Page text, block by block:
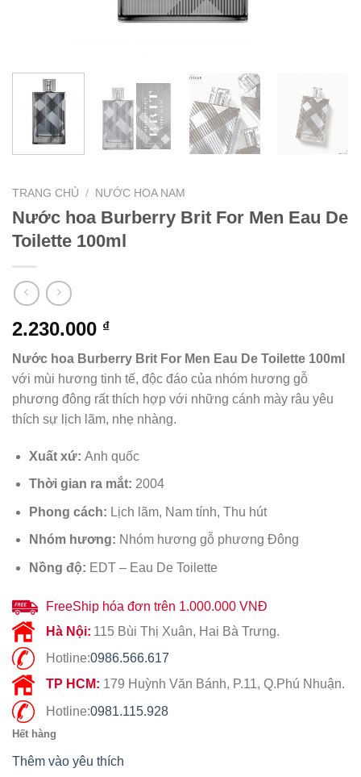
TRANG CHỦ / NƯỚC HOA NAM
Nước hoa Burberry Brit For Men Eau De
Toilette 100ml
2.230.000 ₫
Nước hoa Burberry Brit For Men Eau De Toilette 100ml
với mùi hương tinh tế, độc đáo của nhóm hương gỗ
phương đông rất thích hợp với những cánh mày râu yêu
thích sự lịch lãm, nhẹ nhàng.
Xuất xứ: Anh quốc
Thời gian ra mắt: 2004
Phong cách: Lịch lãm, Nam tính, Thu hút
Nhóm hương: Nhóm hương gỗ phương Đông
Nồng độ: EDT – Eau De Toilette
FreeShip hóa đơn trên 1.000.000 VNĐ
Hà Nội: 115 Bùi Thị Xuân, Hai Bà Trưng.
Hotline:0986.566.617
TP HCM: 179 Huỳnh Văn Bánh, P.11, Q.Phú Nhuận.
Hotline:0981.115.928
Hết hàng
Thêm vào yêu thích